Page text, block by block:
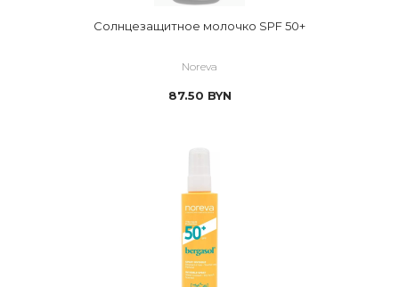
Солнцезащитное молочко SPF 50+
Noreva
87.50 BYN